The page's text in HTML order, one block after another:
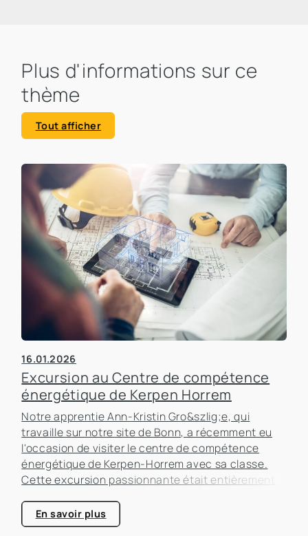
Plus d'informations sur ce
thème
Tout afficher
16.01.2026
Excursion au Centre de compétence
énergétique de Kerpen Horrem
Notre apprentie Ann-Kristin Gro&szlig;e, qui
travaille sur notre site de Bonn, a récemment eu
l'occasion de visiter le centre de compétence
énergétique de Kerpen-Horrem avec sa classe.
Cette excursion passionnante était entièrement
bâtiments, un sujet qui prend de plus en plus
d'importance dans le secteur immobilier.
En savoir plus